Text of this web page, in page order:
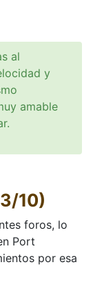
al
y
amable
10)
foros, lo
Port
por esa